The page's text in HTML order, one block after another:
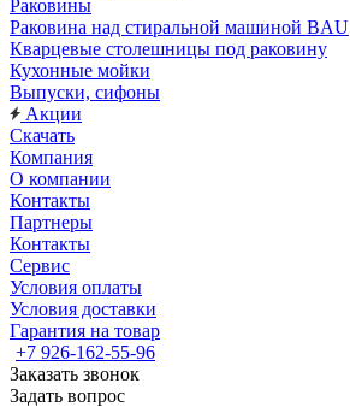
Раковины
Раковина над стиральной машиной BAU
Кварцевые столешницы под раковину
Кухонные мойки
Выпуски, сифоны
Акции
Скачать
Компания
О компании
Контакты
Партнеры
Контакты
Сервис
Условия оплаты
Условия доставки
Гарантия на товар
+7 926-162-55-96
Заказать звонок
Задать вопрос